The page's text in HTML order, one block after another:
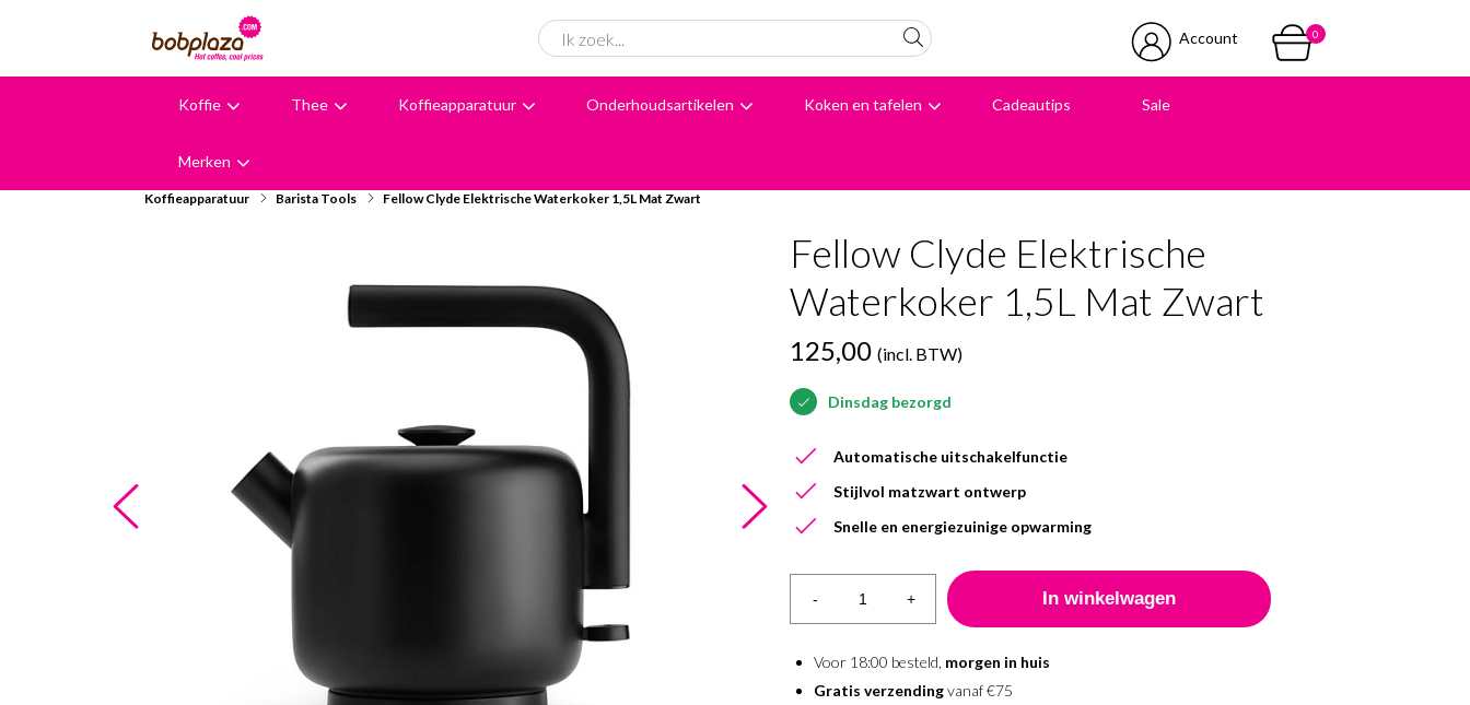
Account 0
Koffie Thee Koffieapparatuur Onderhoudsartikelen Koken en tafelen Cadeautips Sale
Merken
Koffieapparatuur Barista Tools Fellow Clyde Elektrische Waterkoker 1,5L Mat Zwart
Fellow Clyde Elektrische
Waterkoker 1,5L Mat Zwart
125,00 (incl. BTW)
Dinsdag bezorgd
Automatische uitschakelfunctie
Stijlvol matzwart ontwerp
Snelle en energiezuinige opwarming
- +
Voor 18:00 besteld, morgen in huis
Gratis verzendingvanaf €75